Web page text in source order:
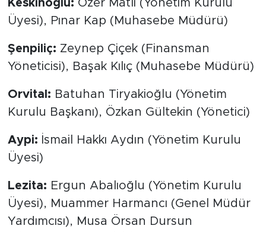
Keskinoğlu: Özer Matlı (Yönetim Kurulu
Üyesi), Pınar Kap (Muhasebe Müdürü)
Şenpiliç: Zeynep Çiçek (Finansman
Yöneticisi), Başak Kılıç (Muhasebe Müdürü)
Orvital: Batuhan Tiryakioğlu (Yönetim
Kurulu Başkanı), Özkan Gültekin (Yönetici)
Aypi: İsmail Hakkı Aydın (Yönetim Kurulu
Üyesi)
Lezita: Ergun Abalıoğlu (Yönetim Kurulu
Üyesi), Muammer Harmancı (Genel Müdür
Yardımcısı), Musa Örsan Dursun